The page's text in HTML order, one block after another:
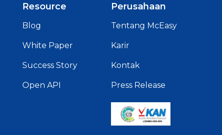
Resource
Blog
White Paper
Success Story
Open API
Perusahaan
Tentang McEasy
Karir
Kontak
Press Release